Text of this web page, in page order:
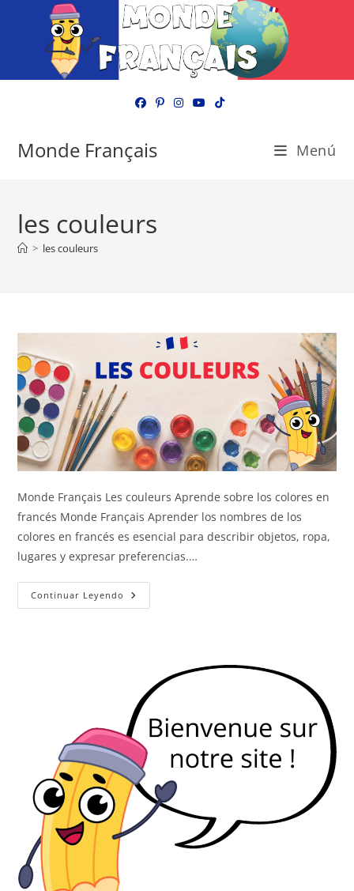
Monde Français Menú
les couleurs
> les couleurs
Monde Français Les couleurs Aprende sobre los colores en
francés Monde Français Aprender los nombres de los
colores en francés es esencial para describir objetos, ropa,
lugares y expresar preferencias.…
Continuar Leyendo Los
Colores